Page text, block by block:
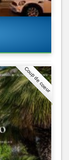
Coup de coeur